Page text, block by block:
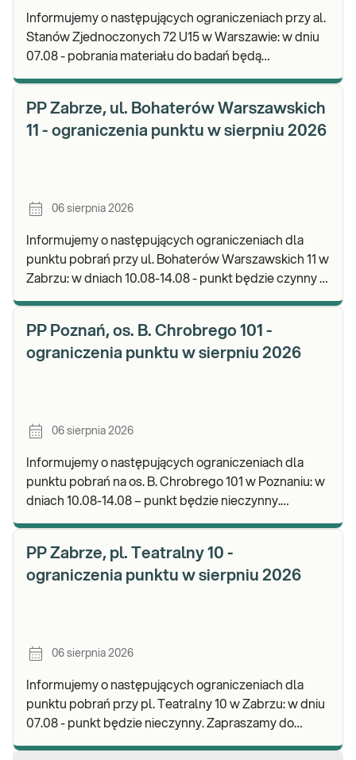
Informujemy o następujących ograniczeniach przy al.
Stanów Zjednoczonych 72 U15 w Warszawie: w dniu
07.08 - pobrania materiału do badań będą
PP Zabrze, ul. Bohaterów Warszawskich
11 - ograniczenia punktu w sierpniu 2026
06 sierpnia 2026
Informujemy o następujących ograniczeniach dla
punktu pobrań przy ul. Bohaterów Warszawskich 11 w
Zabrzu: w dniach 10.08-14.08 - punkt będzie czynny w
PP Poznań, os. B. Chrobrego 101 -
ograniczenia punktu w sierpniu 2026
06 sierpnia 2026
Informujemy o następujących ograniczeniach dla
punktu pobrań na os. B. Chrobrego 101 w Poznaniu: w
dniach 10.08-14.08 – punkt będzie nieczynny.
PP Zabrze, pl. Teatralny 10 -
ograniczenia punktu w sierpniu 2026
06 sierpnia 2026
Informujemy o następujących ograniczeniach dla
punktu pobrań przy pl. Teatralny 10 w Zabrzu: w dniu
07.08 - punkt będzie nieczynny. Zapraszamy do